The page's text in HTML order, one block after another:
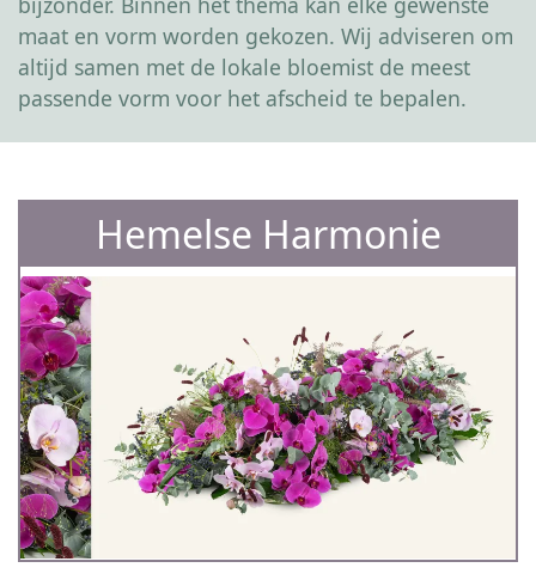
maat en vorm worden gekozen. Wij adviseren om
altijd samen met de lokale bloemist de meest
passende vorm voor het afscheid te bepalen.
Hemelse Harmonie